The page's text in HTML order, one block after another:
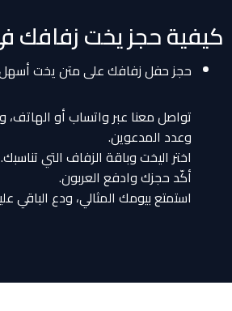
كيفية حجز يخت زفافك
حجز حفل زفافك على متن يخت أسهل
تواصل معنا عبر واتساب أو الهاتف،
وعدد المدعوين.
اختر اليخت وباقة الزفاف التي تناسبك.
أكّد حجزك وادفع العربون.
استمتع بيومك المثالي، ودع الباقي